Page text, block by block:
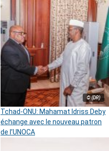
© (DR)
Tchad-ONU: Mahamat Idriss Deby
échange avec le nouveau patron
de l’UNOCA